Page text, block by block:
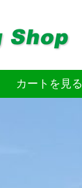
カートを見る